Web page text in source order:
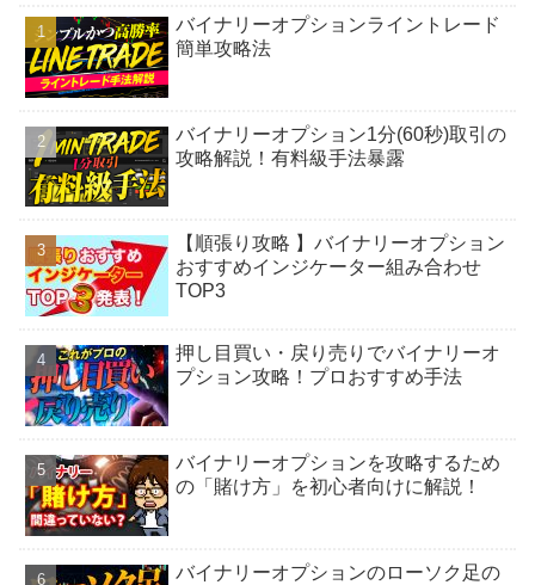
バイナリーオプションライントレード
簡単攻略法
バイナリーオプション1分(60秒)取引の
攻略解説！有料級手法暴露
【順張り攻略 】バイナリーオプション
おすすめインジケーター組み合わせ
TOP3
押し目買い・戻り売りでバイナリーオ
プション攻略！プロおすすめ手法
バイナリーオプションを攻略するため
の「賭け方」を初心者向けに解説！
バイナリーオプションのローソク足の